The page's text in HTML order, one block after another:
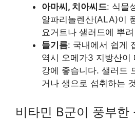
아마씨, 치아씨드: 식물
알파리놀렌산(ALA)이
요거트나 샐러드에 뿌
들기름: 국내에서 쉽게
역시 오메가3 지방산이
강에 좋습니다. 샐러드
거나 생으로 섭취하는
비타민 B군이 풍부한